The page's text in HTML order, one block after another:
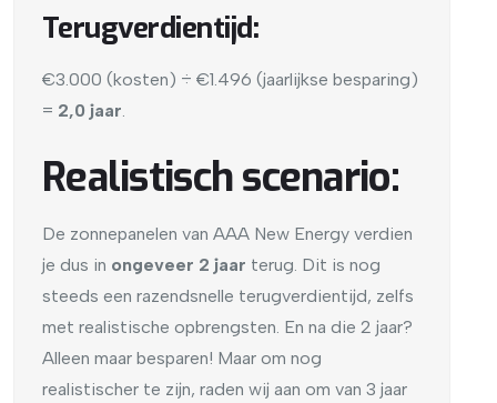
Terugverdientijd:
€3.000 (kosten) ÷ €1.496 (jaarlijkse besparing)
= 2,0 jaar.
Realistisch scenario:
De zonnepanelen van AAA New Energy verdien
je dus in ongeveer 2 jaar terug. Dit is nog
steeds een razendsnelle terugverdientijd, zelfs
met realistische opbrengsten. En na die 2 jaar?
Alleen maar besparen! Maar om nog
realistischer te zijn, raden wij aan om van 3 jaar